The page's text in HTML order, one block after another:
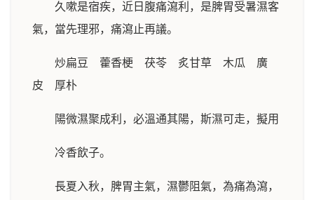
久嗽是宿疾，近日腹痛瀉利，是脾胃受暑濕客
氣，當先理邪，痛瀉止再議。
炒扁豆 藿香梗 茯苓 炙甘草 木瓜 廣
皮 厚朴
陽微濕聚成利，必溫通其陽，斯濕可走，擬用
冷香飲子。
長夏入秋，脾胃主氣，濕鬱阻氣，為痛為瀉，